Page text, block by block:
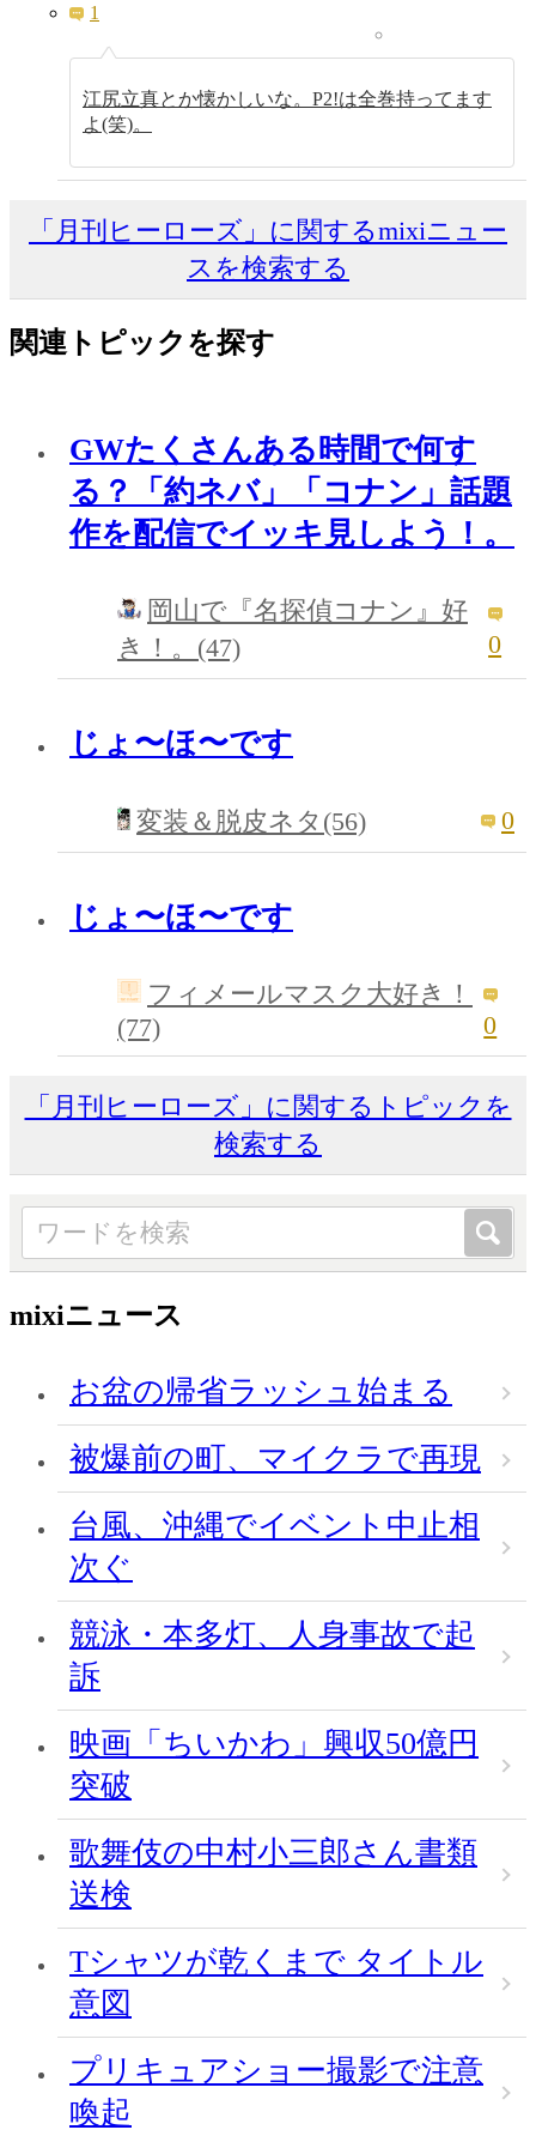
1
江尻立真とか懐かしいな。P2!は全巻持ってます
よ(笑)。
「月刊ヒーローズ」に関するmixiニュー
スを検索する
関連トピックを探す
GWたくさんある時間で何す
る？「約ネバ」「コナン」話題
作を配信でイッキ見しよう！。
岡山で『名探偵コナン』好
き！。(47)
0
じょ〜ほ〜です
変装＆脱皮ネタ(56) 0
じょ〜ほ〜です
フィメールマスク大好き！
(77)
0
「月刊ヒーローズ」に関するトピックを
検索する
mixiニュース
お盆の帰省ラッシュ始まる
被爆前の町、マイクラで再現
台風、沖縄でイベント中止相
次ぐ
競泳・本多灯、人身事故で起
訴
映画「ちいかわ」興収50億円
突破
歌舞伎の中村小三郎さん書類
送検
Tシャツが乾くまで タイトル
意図
プリキュアショー撮影で注意
喚起